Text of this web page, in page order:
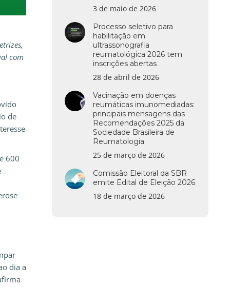
com
de
600
dia a
3 de maio de 2026
Processo seletivo para
habilitação em
ultrassonografia
reumatológica 2026 tem
inscrições abertas
28 de abril de 2026
Vacinação em doenças
reumáticas imunomediadas:
principais mensagens das
Recomendações 2025 da
Sociedade Brasileira de
Reumatologia
25 de março de 2026
Comissão Eleitoral da SBR
emite Edital de Eleição 2026
18 de março de 2026